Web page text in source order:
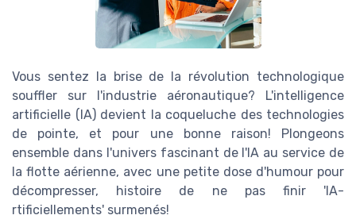
Vous sentez la brise de la révolution technologique
souffler sur l'industrie aéronautique? L'intelligence
artificielle (IA) devient la coqueluche des technologies
de pointe, et pour une bonne raison! Plongeons
ensemble dans l'univers fascinant de l'IA au service de
la flotte aérienne, avec une petite dose d'humour pour
décompresser, histoire de ne pas finir 'IA-
rtificiellements' surmenés!